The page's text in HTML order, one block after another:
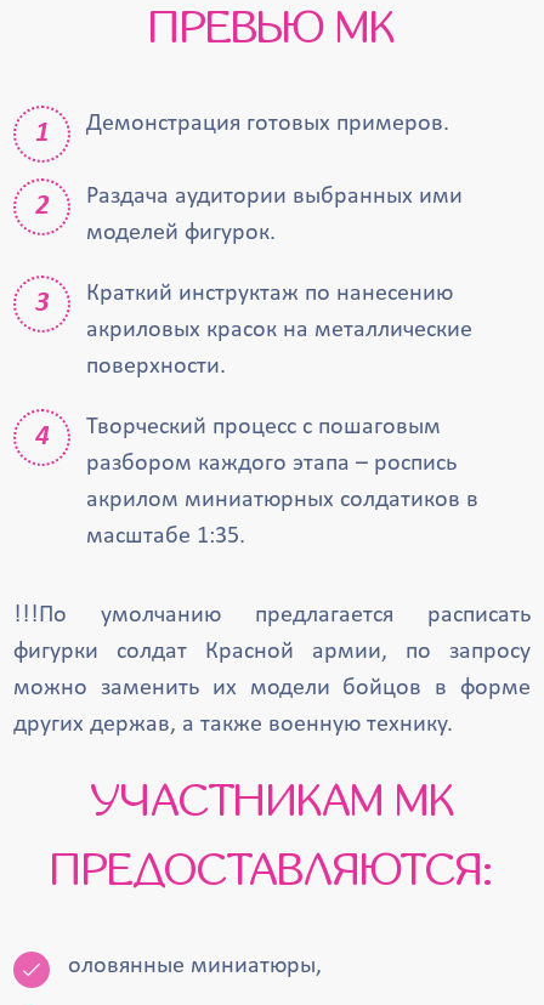
ПРЕВЬЮ МК
Демонстрация готовых примеров.
Раздача аудитории выбранных ими
моделей фигурок.
Краткий инструктаж по нанесению
акриловых красок на металлические
поверхности.
Творческий процесс с пошаговым
разбором каждого этапа – роспись
акрилом миниатюрных солдатиков в
масштабе 1:35.
!!!По умолчанию предлагается расписать
фигурки солдат Красной армии, по запросу
можно заменить их модели бойцов в форме
других держав, а также военную технику.
УЧАСТНИКАМ МК
ПРЕДОСТАВЛЯЮТСЯ:
оловянные миниатюры,